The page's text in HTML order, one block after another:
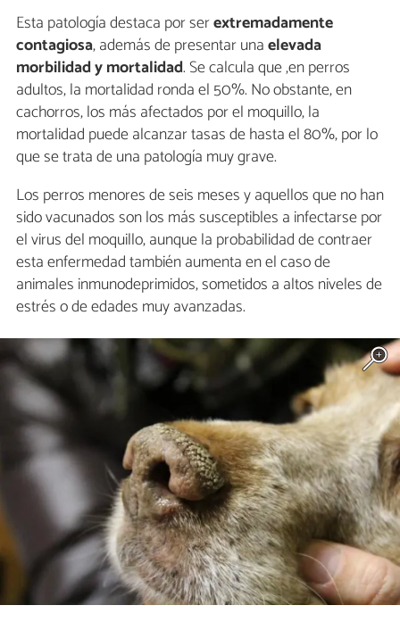
Esta patología destaca por serextremadamente
contagiosa, además de presentar unaelevada
morbilidad y mortalidad. Se calcula que ,en perros
adultos, la mortalidad ronda el 50%. No obstante, en
cachorros, los más afectados por el moquillo, la
mortalidad puede alcanzar tasas de hasta el 80%, por lo
que se trata de una patología muy grave.
Los perros menores de seis meses y aquellos que no han
sido vacunados son los más susceptibles a infectarse por
el virus del moquillo, aunque la probabilidad de contraer
esta enfermedad también aumenta en el caso de
animales inmunodeprimidos, sometidos a altos niveles de
estrés o de edades muy avanzadas.